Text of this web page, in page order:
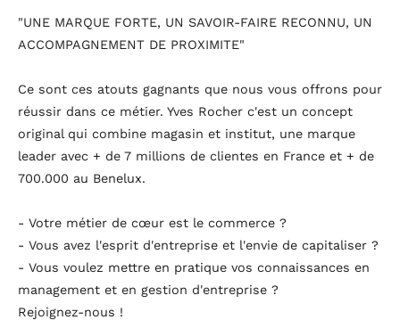
"UNE MARQUE FORTE, UN SAVOIR-FAIRE RECONNU, UN
ACCOMPAGNEMENT DE PROXIMITE"
Ce sont ces atouts gagnants que nous vous offrons pour
réussir dans ce métier. Yves Rocher c'est un concept
original qui combine magasin et institut, une marque
leader avec + de 7 millions de clientes en France et + de
700.000 au Benelux.
- Votre métier de cœur est le commerce ?
- Vous avez l'esprit d'entreprise et l'envie de capitaliser ?
- Vous voulez mettre en pratique vos connaissances en
management et en gestion d'entreprise ?
Rejoignez-nous !